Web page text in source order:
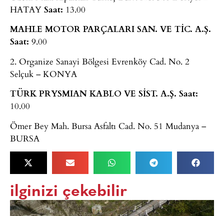
HATAY Saat: 13.00
MAHLE MOTOR PARÇALARI SAN. VE TİC. A.Ş.
Saat: 9.00
2. Organize Sanayi Bölgesi Evrenköy Cad. No. 2
Selçuk – KONYA
TÜRK PRYSMIAN KABLO VE SİST. A.Ş. Saat:
10.00
Ömer Bey Mah. Bursa Asfaltı Cad. No. 51 Mudanya –
BURSA
ilginizi çekebilir